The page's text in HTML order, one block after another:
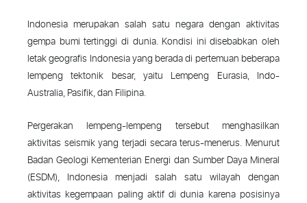
Indonesia merupakan salah satu negara dengan aktivitas
gempa bumi tertinggi di dunia. Kondisi ini disebabkan oleh
letak geografis Indonesia yang berada di pertemuan beberapa
lempeng tektonik besar, yaitu Lempeng Eurasia, Indo-
Australia, Pasifik, dan Filipina.
Pergerakan lempeng-lempeng tersebut menghasilkan
aktivitas seismik yang terjadi secara terus-menerus. Menurut
Badan Geologi Kementerian Energi dan Sumber Daya Mineral
(ESDM), Indonesia menjadi salah satu wilayah dengan
aktivitas kegempaan paling aktif di dunia karena posisinya